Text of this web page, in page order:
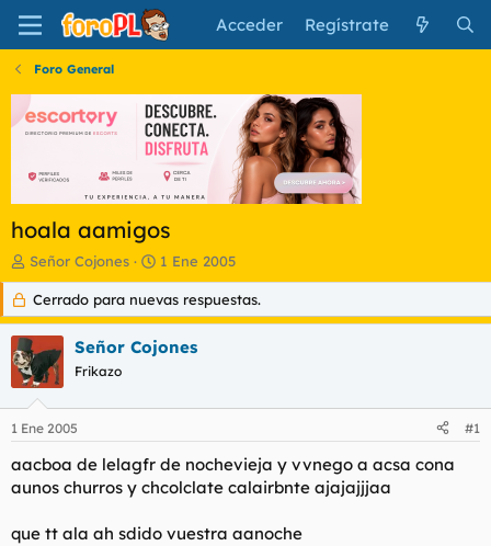
Acceder Regístrate
Foro General
hoala aamigos
I
n
c
i
a
d
o
d
t
m
Señor Cojones
F
e
c
h
d
i
o
1 Ene 2005
Cerrado para nuevas respuestas.
Señor Cojones
Frikazo
1 Ene 2005 #1
aacboa de lelagfr de nochevieja y vvnego a acsa cona
aunos churros y chcolclate calairbnte ajajajjjaa
que tt ala ah sdido vuestra aanoche